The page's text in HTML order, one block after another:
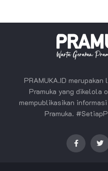
PRAMUKA.ID
Pramuka yang dikelola
mempublikasikan
Pramuka.